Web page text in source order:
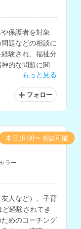
保護者を対象
題などの相談に
験され、福祉分
的な問題に関す
もっと見る
フォロー
ラー
人など）、子育
経験されてき
めのコーチング
本日16:00〜 相談可能